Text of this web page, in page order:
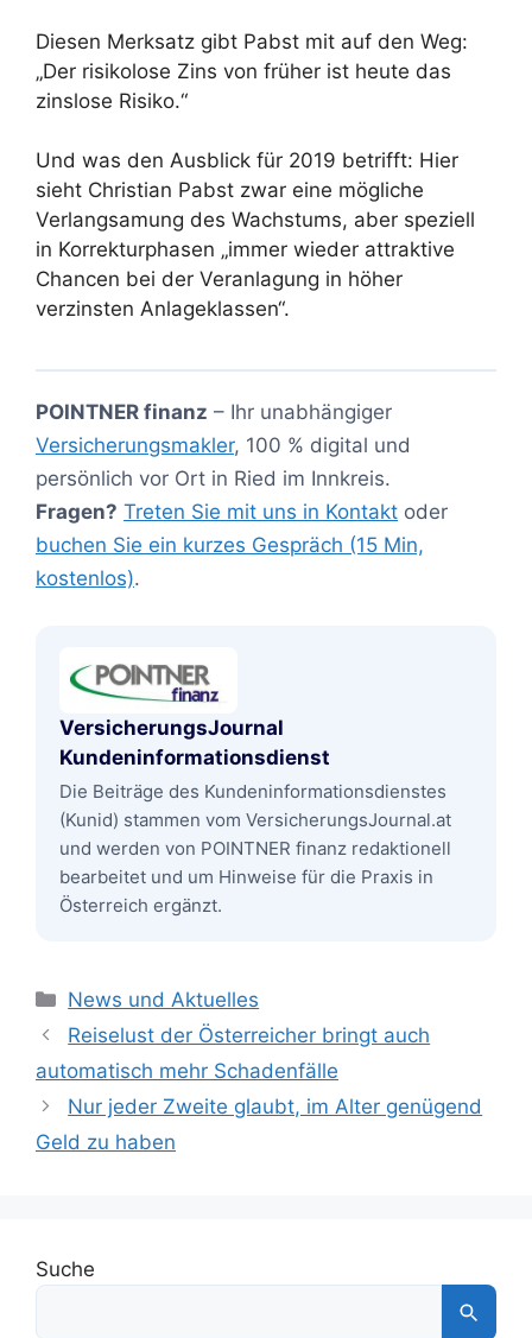
Diesen Merksatz gibt Pabst mit auf den Weg:
„Der risikolose Zins von früher ist heute das
zinslose Risiko.“
Und was den Ausblick für 2019 betrifft: Hier
sieht Christian Pabst zwar eine mögliche
Verlangsamung des Wachstums, aber speziell
in Korrekturphasen „immer wieder attraktive
Chancen bei der Veranlagung in höher
verzinsten Anlageklassen“.
POINTNER finanz – Ihr unabhängiger
Versicherungsmakler, 100 % digital und
persönlich vor Ort in Ried im Innkreis.
Fragen? Treten Sie mit uns in Kontakt oder
buchen Sie ein kurzes Gespräch (15 Min,
kostenlos).
VersicherungsJournal
Kundeninformationsdienst
Die Beiträge des Kundeninformationsdienstes
(Kunid) stammen vom VersicherungsJournal.at
und werden von POINTNER finanz redaktionell
bearbeitet und um Hinweise für die Praxis in
Österreich ergänzt.
Kategorien
News und Aktuelles
Reiselust der Österreicher bringt auch
automatisch mehr Schadenfälle
Nur jeder Zweite glaubt, im Alter genügend
Geld zu haben
Suche